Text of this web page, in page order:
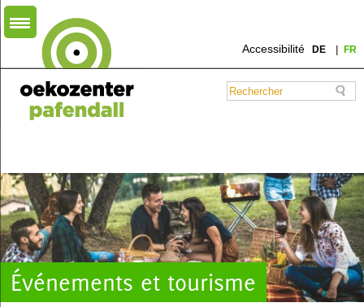
Accessibilité DE FR
Événements et tourisme